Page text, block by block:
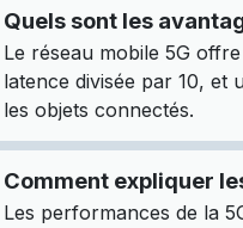
Quels sont les
Le réseau mobile 5G
latence divisée par 10, et
les objets connectés.
Comment expliquer
Les performances de la